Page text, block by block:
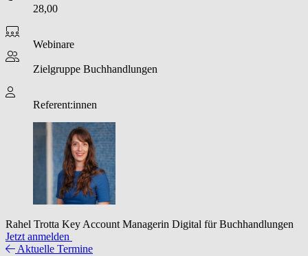
28,00
Webinare
Zielgruppe Buchhandlungen
Referent:innen
Rahel Trotta Key Account Managerin Digital für Buchhandlungen
Jetzt anmelden
Aktuelle Termine